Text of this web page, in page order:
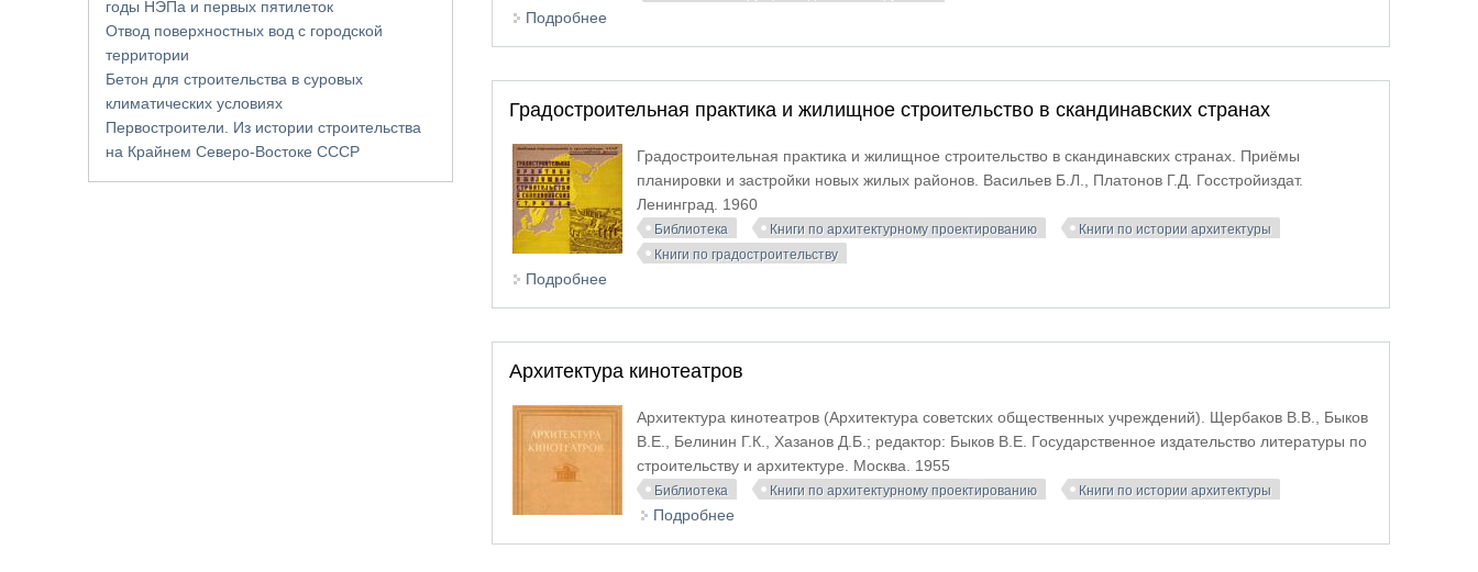
Подробнее
Градостроительная практика и жилищное строительство в скандинавских странах
Градостроительная практика и жилищное строительство в скандинавских странах. Приёмы
планировки и застройки новых жилых районов. Васильев Б.Л., Платонов Г.Д. Госстройиздат.
Ленинград. 1960
Библиотека Книги по архитектурному проектированию
Книги по истории архитектуры
Книги по градостроительству
Подробнее
Архитектура кинотеатров
Архитектура кинотеатров (Архитектура советских общественных учреждений). Щербаков В.В., Быков
В.Е., Белинин Г.К., Хазанов Д.Б.; редактор: Быков В.Е. Государственное издательство литературы по
строительству и архитектуре. Москва. 1955
Библиотека Книги по архитектурному проектированию Книги по истории архитектуры
Подробнее
годы НЭПа и первых пятилеток
Отвод поверхностных вод с городской
территории
Бетон для строительства в суровых
климатических условиях
Первостроители. Из истории строительства
на Крайнем Северо-Востоке СССР